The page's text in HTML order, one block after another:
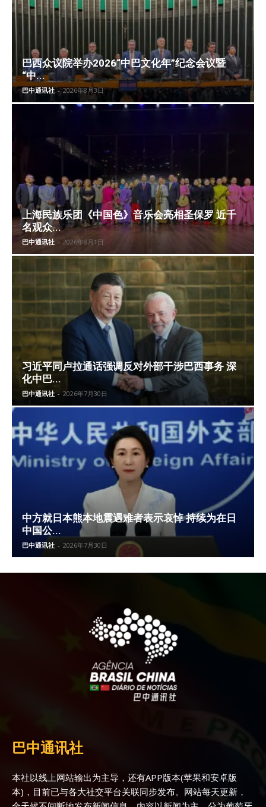
巴西众议院举办2026“中巴文化年”纪念会议暨
“中...
巴中通讯社 - 2026年8月3日
上海民族乐团《中国色》音乐会亮相圣保罗 近千
名观众...
巴中通讯社 - 2026年8月1日
习近平同卢拉通话强调反对外部干涉巴西事务 深
化中巴...
巴中通讯社 - 2026年7月30日
中方就日本熊本地震遇难者表示哀悼 持续为在日
中国公...
巴中通讯社 - 2026年7月30日
巴中通讯社
本社以线上网站输出为主导，还有APP版本(苹果和安卓版
本)，目前已与各大社交平台关联同步发布。网站每天更新，